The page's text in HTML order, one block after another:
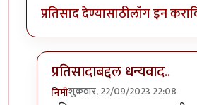
प्रतिसाद देण्यासाठीलॉग इन करा
प्रतिसादाबद्दल धन्यवाद..
निमीशुक्रवार, 22/09/2023 22:08